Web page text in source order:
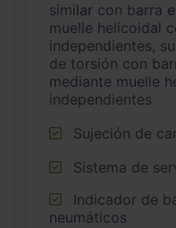
similar con barra
muelle helicoidal
independientes,
de torsión con
mediante muelle
independientes
Sujeción de
Sistema de
neumáticos